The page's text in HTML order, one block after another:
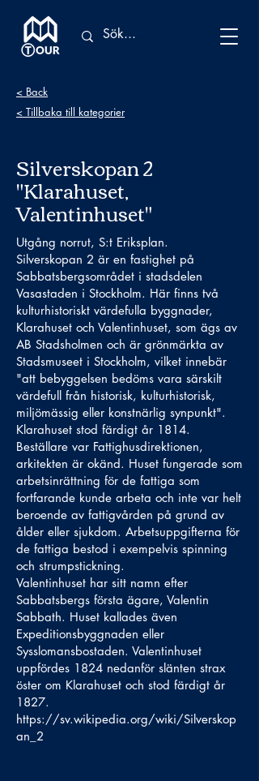
< Back
< Tillbaka till kategorier
Silverskopan 2
"Klarahuset,
Valentinhuset"
Utgång norrut, S:t Eriksplan.
Silverskopan 2 är en fastighet på
Sabbatsbergsområdet i stadsdelen
Vasastaden i Stockholm. Här finns två
kulturhistoriskt värdefulla byggnader,
Klarahuset och Valentinhuset, som ägs av
AB Stadsholmen och är grönmärkta av
Stadsmuseet i Stockholm, vilket innebär
"att bebyggelsen bedöms vara särskilt
värdefull från historisk, kulturhistorisk,
miljömässig eller konstnärlig synpunkt".
Klarahuset stod färdigt år 1814.
Beställare var Fattighusdirektionen,
arkitekten är okänd. Huset fungerade som
arbetsinrättning för de fattiga som
fortfarande kunde arbeta och inte var helt
beroende av fattigvården på grund av
ålder eller sjukdom. Arbetsuppgifterna för
de fattiga bestod i exempelvis spinning
och strumpstickning.
Valentinhuset har sitt namn efter
Sabbatsbergs första ägare, Valentin
Sabbath. Huset kallades även
Expeditionsbyggnaden eller
Sysslomansbostaden. Valentinhuset
uppfördes 1824 nedanför slänten strax
öster om Klarahuset och stod färdigt år
1827.
https://sv.wikipedia.org/wiki/Silverskop
an_2